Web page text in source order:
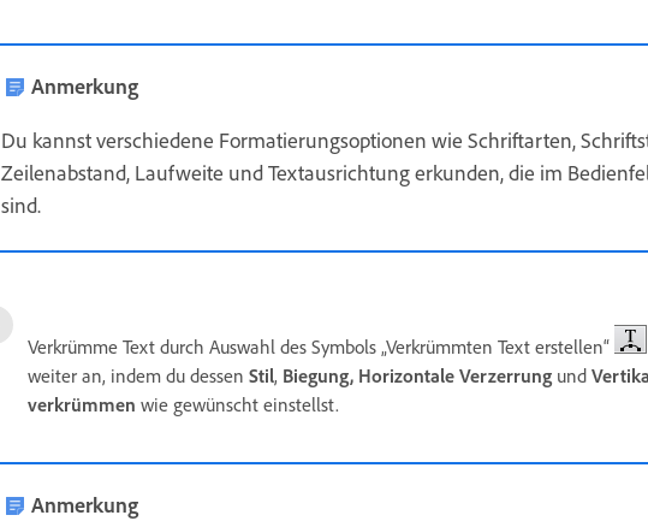
Anmerkung
Du kannst verschiedene Formatierungsoptionen wie Schriftarten,
Zeilenabstand, Laufweite und Textausrichtung erkunden, die im
sind.
Verkrümme Text durch Auswahl des Symbols „Verkrümmten Text erstellen“
weiter an, indem du dessen Stil, Biegung, Horizontale Verzerrung und
verkrümmen wie gewünscht einstellst.
Anmerkung